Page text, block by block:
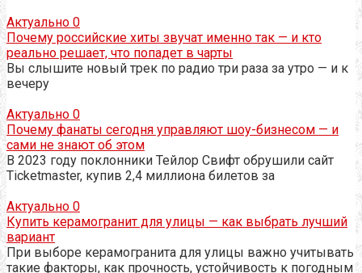
Актуально 0
Почему российские хиты звучат именно так — и кто
реально решает, что попадет в чарты
Вы слышите новый трек по радио три раза за утро — и к
вечеру
Актуально 0
Почему фанаты сегодня управляют шоу-бизнесом — и
сами не знают об этом
В 2023 году поклонники Тейлор Свифт обрушили сайт
Ticketmaster, купив 2,4 миллиона билетов за
Актуально 0
Купить керамогранит для улицы — как выбрать лучший
вариант
При выборе керамогранита для улицы важно учитывать
такие факторы, как прочность, устойчивость к погодным